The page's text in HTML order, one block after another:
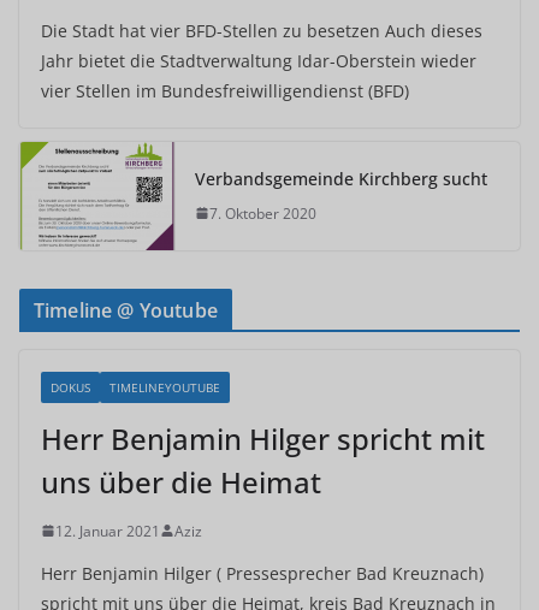
Die Stadt hat vier BFD-Stellen zu besetzen Auch dieses
Jahr bietet die Stadtverwaltung Idar-Oberstein wieder
vier Stellen im Bundesfreiwilligendienst (BFD)
Verbandsgemeinde Kirchberg sucht
7. Oktober 2020
Timeline @ Youtube
DOKUS TIMELINEYOUTUBE
Herr Benjamin Hilger spricht mit
uns über die Heimat
12. Januar 2021 Aziz
Herr Benjamin Hilger ( Pressesprecher Bad Kreuznach)
spricht mit uns über die Heimat, kreis Bad Kreuznach in